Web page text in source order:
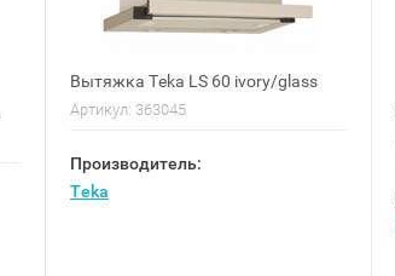
Вытяжка Teka LS 60 ivory/glass
Артикул: 363045
Производитель:
Teka